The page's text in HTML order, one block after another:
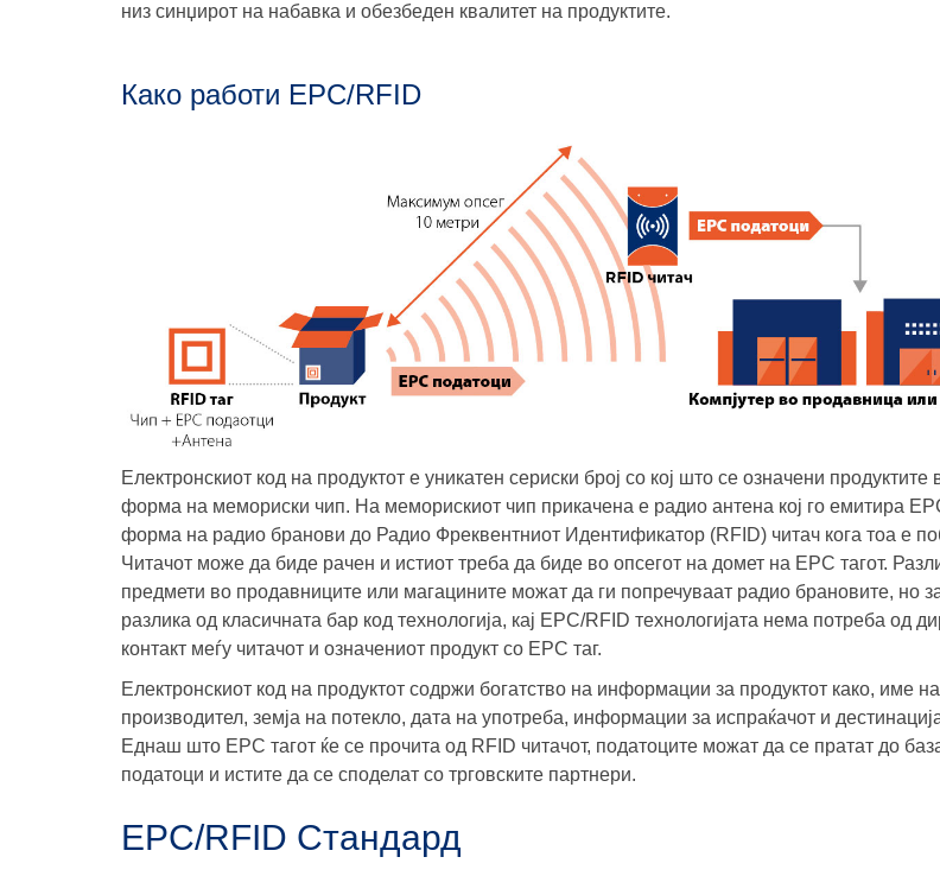
низ синџирот на набавка и обезбеден квалитет на продуктите.
Како работи EPC/RFID
Електронскиот код на продуктот е уникатен сериски број со кој што се означени продуктите
форма на мемориски чип. На меморискиот чип прикачена е радио антена кој го емитира
форма на радио бранови до Радио Фреквентниот Идентификатор (RFID) читач кога тоа е
Читачот може да биде рачен и истиот треба да биде во опсегот на домет на EPC тагот.
предмети во продавниците или магацините можат да ги попречуваат радио брановите, но
разлика од класичната бар код технологија, кај EPC/RFID технологијата нема потреба од
контакт меѓу читачот и означениот продукт со EPC таг.
Електронскиот код на продуктот содржи богатство на информации за продуктот како, име на
производител, земја на потекло, дата на употреба, информации за испраќачот и
Еднаш што EPC тагот ќе се прочита од RFID читачот, податоците можат да се пратат до
податоци и истите да се споделат со трговските партнери.
EPC/RFID Стандард